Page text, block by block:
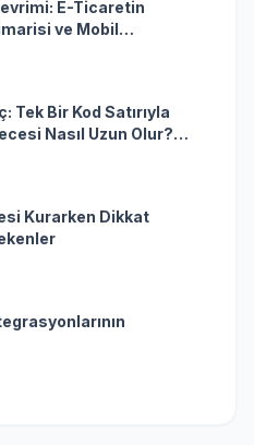
E-Ticaretin
ve Mobil
Anahtarı
Tek Bir Kod Satırıyla
Nasıl Uzun Olur?
Güçlü Rolü)
Kurarken Dikkat